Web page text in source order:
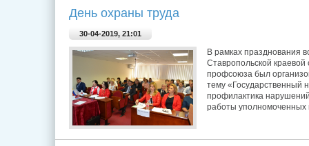
День охраны труда
30-04-2019, 21:01
В рамках празднования
Ставропольской
профсоюза был
тему «Государственный
профилактика
работы уполномоченных